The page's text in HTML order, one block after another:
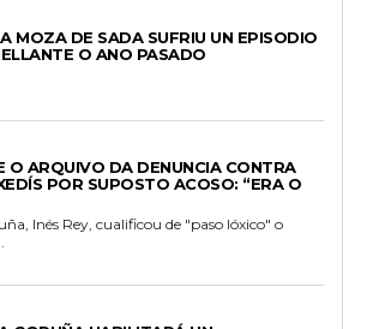
MOZA DE SADA SUFRIU UN EPISODIO
O ANO PASADO
O ARQUIVO DA DENUNCIA CONTRA
POR SUPOSTO ACOSO: “ERA O
Inés Rey, cualificou de "paso lóxico" o